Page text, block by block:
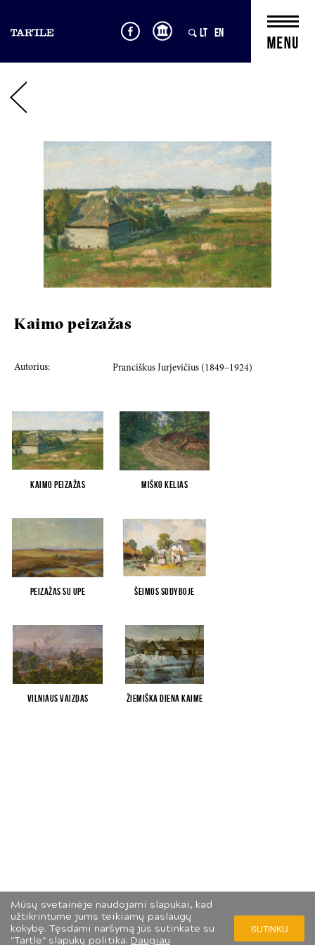
Mūsų svetainėje naudojami slapukai, kad
užtikrintume jums teikiamų paslaugų
kokybę. Tęsdami naršymą jūs sutinkate su
"Tartle" slapukų politika. Daugiau
SUTINKU
LT EN
Kaimo peizažas
Autorius: Pranciškus Jurjevičius (1849–1924)
Kaimo peizažas Miško kelias
Peizažas su upe Šeimos sodyboje
Vilniaus vaizdas Žiemiška diena kaime